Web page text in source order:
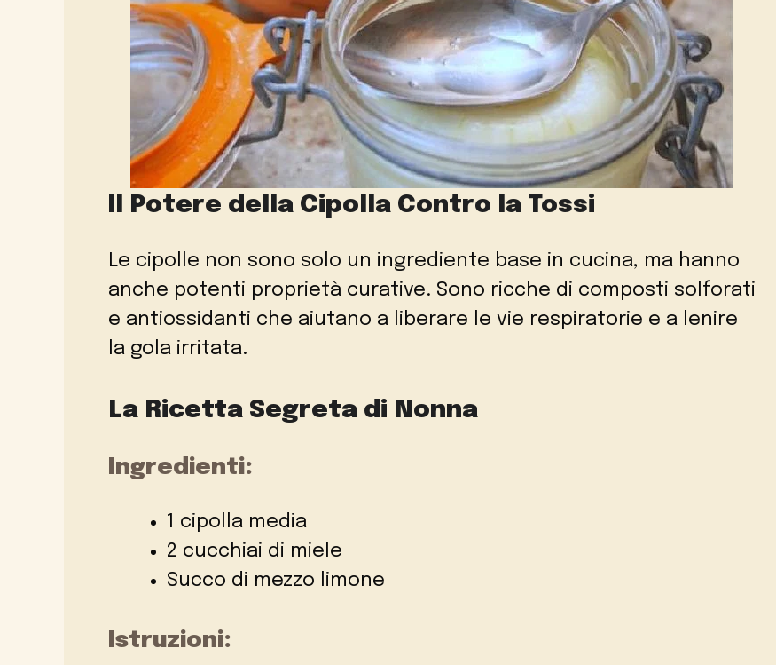
Il Potere della Cipolla Contro la Tossi
Le cipolle non sono solo un ingrediente base in cucina, ma hanno
anche potenti proprietà curative. Sono ricche di composti solforati
e antiossidanti che aiutano a liberare le vie respiratorie e a lenire
la gola irritata.
La Ricetta Segreta di Nonna
Ingredienti:
1 cipolla media
2 cucchiai di miele
Succo di mezzo limone
Istruzioni: